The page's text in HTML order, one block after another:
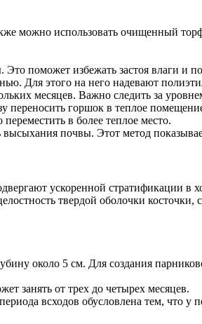
можно использовать очищенный
поможет избежать застоя влаги и
Для этого на него надевают
месяцев. Важно следить за
переносить горшок в теплое
в более теплое место.
почвы. Этот метод
ускоренной стратификации
твердой оболочки
около 5 см. Для создания
занять от трех до четырех месяцев.
всходов обусловлена тем, что